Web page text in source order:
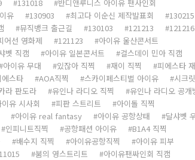
131018
반디앤루니스 아이유 팬사인회
유 130903 최고다 이순신 제작발표회
130215
뮤직뱅크 출근길 130103 121213
121216
어선 영화제 121123
아이유 울산콘서트
벳 직캠 아이유 일본콘서트
걸스데이 민아 직캠
아이유 무대 있잖아 직찍 재이 직찍
피에스타
스타 AOA직찍 스카이페스티벌 아이유
시크
라 판도라 유인나 라디오 직찍
유인나 라디오 공개
이유 시사회 피판 스트리트
아이돌 직찍
아이유 real fantasy 아이유 공항상태
달샤벳
인피니트직찍 공항패션 아이유
B1A4 직찍
배수지 직찍 아이유공항직찍
아이유 피부
붐의 영스트리트
아이유팬싸인회 직캠